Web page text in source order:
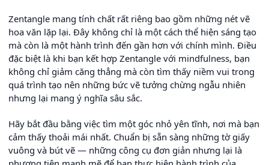
Zentangle mang tính chất rất riêng bao gồm những nét vẽ
hoa văn lặp lại. Đây không chỉ là một cách thể hiện sáng tạo
mà còn là một hành trình đến gần hơn với chính mình. Điều
đặc biệt là khi bạn kết hợp Zentangle với mindfulness, bạn
không chỉ giảm căng thẳng mà còn tìm thấy niềm vui trong
quá trình tạo nên những bức vẽ tưởng chừng ngẫu nhiên
nhưng lại mang ý nghĩa sâu sắc.
Hãy bắt đầu bằng việc tìm một góc nhỏ yên tĩnh, nơi mà bạn
cảm thấy thoải mái nhất. Chuẩn bị sẵn sàng những tờ giấy
vuông và bút vẽ — những công cụ đơn giản nhưng lại là